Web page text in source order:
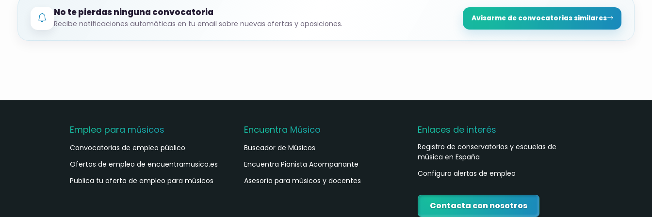
Publicaciones del proceso (Dirección Provincial de Melilla)
Resumen orientativo. Consulta las bases oficiales para información completa.
No te pierdas ninguna convocatoria
Recibe notificaciones automáticas en tu email sobre nuevas ofertas y oposiciones.
Avisarme de convocatorias similares
Empleo para músicos
Convocatorias de empleo público
Ofertas de empleo de encuentramusico.es
Publica tu oferta de empleo para músicos
Encuentra Músico
Buscador de Músicos
Encuentra Pianista Acompañante
Asesoría para músicos y docentes
Enlaces de interés
Registro de conservatorios y escuelas de
música en España
Configura alertas de empleo
Contacta con nosotros